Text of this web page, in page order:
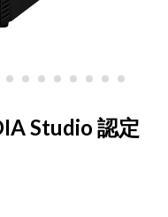
Studio 認定